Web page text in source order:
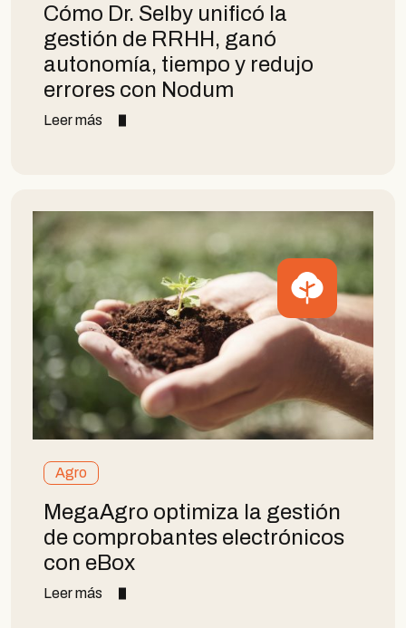
Cómo Dr. Selby unificó la
gestión de RRHH, ganó
autonomía, tiempo y redujo
errores con Nodum
Leer más
Agro
MegaAgro optimiza la gestión
de comprobantes electrónicos
con eBox
Leer más